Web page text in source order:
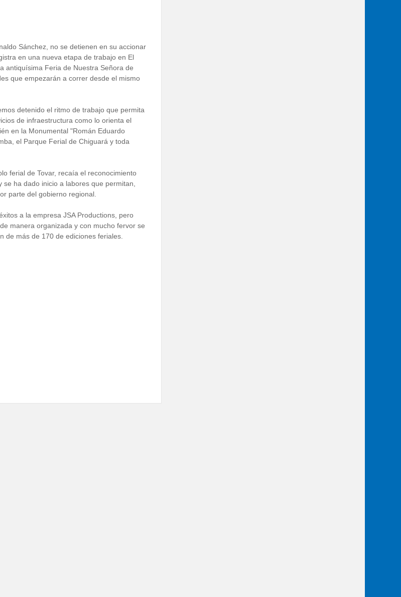
Sánchez, no se detienen en su accionar
en una nueva etapa de trabajo en El
antiquísima Feria de Nuestra Señora de
que empezarán a correr desde el mismo
detenido el ritmo de trabajo que permita
de infraestructura como lo orienta el
en la Monumental "Román Eduardo
el Parque Ferial de Chiguará y toda
ferial de Tovar, recaía el reconocimiento
ha dado inicio a labores que permitan,
parte del gobierno regional.
a la empresa JSA Productions, pero
manera organizada y con mucho fervor se
de más de 170 de ediciones feriales.